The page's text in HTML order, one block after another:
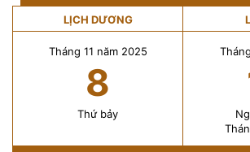
LỊCH DƯƠNG
Tháng 11 năm 2025
8
Thứ bảy